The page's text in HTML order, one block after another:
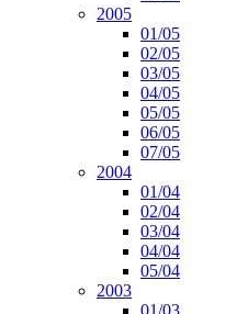
2005
01/05
02/05
03/05
04/05
05/05
06/05
07/05
2004
01/04
02/04
03/04
04/04
05/04
2003
01/03